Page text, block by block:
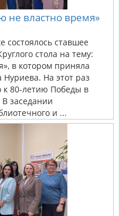
не властно время»
состоялось ставшее
стола на тему:
в котором приняла
Нуриева. На этот раз
80-летию Победы в
заседании
и ...